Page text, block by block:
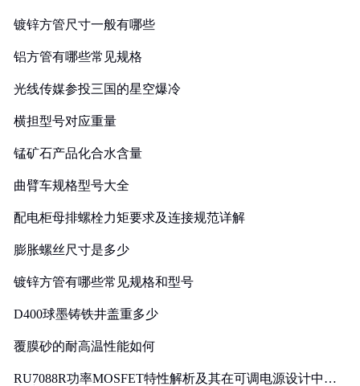
镀锌方管尺寸一般有哪些
铝方管有哪些常见规格
光线传媒参投三国的星空爆冷
横担型号对应重量
锰矿石产品化合水含量
曲臂车规格型号大全
配电柜母排螺栓力矩要求及连接规范详解
膨胀螺丝尺寸是多少
镀锌方管有哪些常见规格和型号
D400球墨铸铁井盖重多少
覆膜砂的耐高温性能如何
RU7088R功率MOSFET特性解析及其在可调电源设计中的